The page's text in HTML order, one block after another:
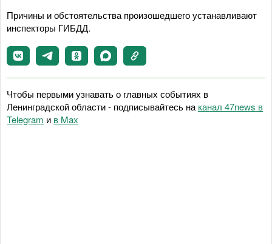
Причины и обстоятельства произошедшего устанавливают
инспекторы ГИБДД.
Чтобы первыми узнавать о главных событиях в
Ленинградской области - подписывайтесь на канал 47news в
Telegram и в Maх